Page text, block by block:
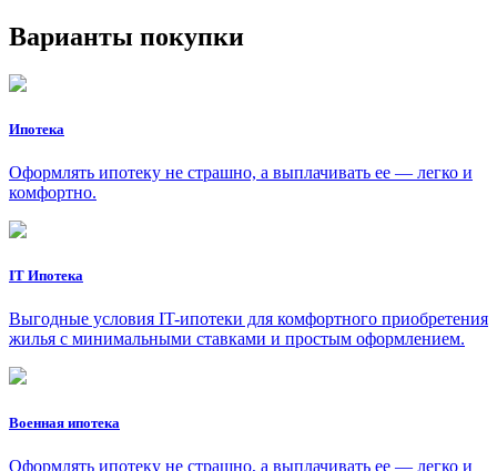
Варианты покупки
Ипотека
Оформлять ипотеку не страшно, а выплачивать ее — легко и
комфортно.
IT Ипотека
Выгодные условия IT-ипотеки для комфортного приобретения
жилья с минимальными ставками и простым оформлением.
Военная ипотека
Оформлять ипотеку не страшно, а выплачивать ее — легко и